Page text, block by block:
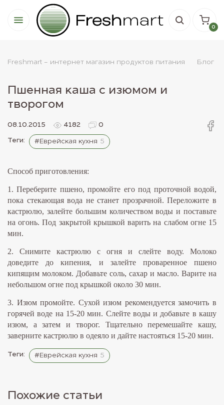
0
Freshmart - интернет магазин продуктов питания Блог
Пшенная каша с изюмом и
творогом
08.10.2015 4182 0
Теги: #Еврейская кухня 5
Способ приготовления:
1. Переберите пшено, промойте его под проточной водой,
пока стекающая вода не станет прозрачной. Переложите в
кастрюлю, залейте большим количеством воды и поставьте
на огонь. Под закрытой крышкой варить на слабом огне 15
мин.
2. Снимите кастрюлю с огня и слейте воду. Молоко
доведите до кипения, и залейте проваренное пшено
кипящим молоком. Добавьте соль, сахар и масло. Варите на
небольшом огне под крышкой около 30 мин.
3. Изюм промойте. Сухой изюм рекомендуется замочить в
горячей воде на 15-20 мин. Слейте воды и добавьте в кашу
изюм, а затем и творог. Тщательно перемешайте кашу,
заверните кастрюлю в одеяло и дайте настояться 15-20 мин.
Теги: #Еврейская кухня 5
Похожие статьи